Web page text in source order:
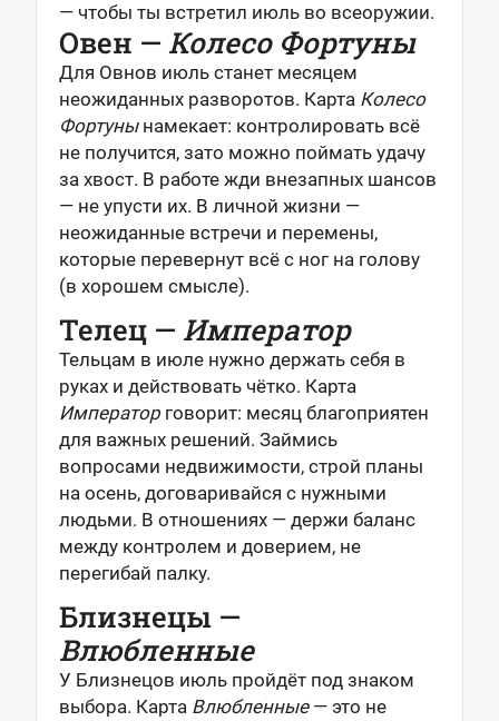
— чтобы ты встретил июль во всеоружии.
Овен — Колесо Фортуны
Для Овнов июль станет месяцем
неожиданных разворотов. Карта Колесо
Фортунынамекает: контролировать всё
не получится, зато можно поймать удачу
за хвост. В работе жди внезапных шансов
— не упусти их. В личной жизни —
неожиданные встречи и перемены,
которые перевернут всё с ног на голову
(в хорошем смысле).
Телец — Император
Тельцам в июле нужно держать себя в
руках и действовать чётко. Карта
Император говорит: месяц благоприятен
для важных решений. Займись
вопросами недвижимости, строй планы
на осень, договаривайся с нужными
людьми. В отношениях — держи баланс
между контролем и доверием, не
перегибай палку.
Близнецы —
Влюбленные
У Близнецов июль пройдёт под знаком
выбора. Карта Влюбленные— это не